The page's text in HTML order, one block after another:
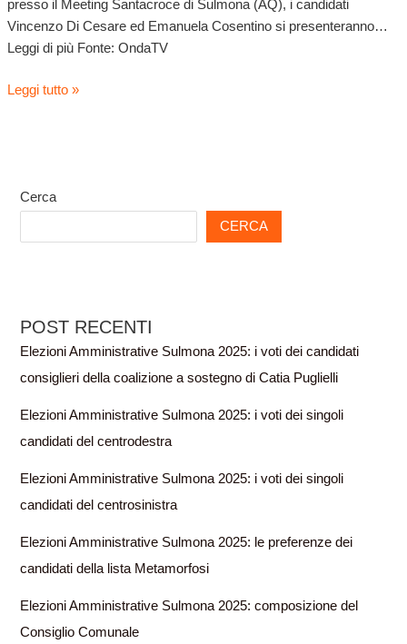
presso il Meeting Santacroce di Sulmona (AQ), i candidati
Vincenzo Di Cesare ed Emanuela Cosentino si presenteranno…
Leggi di più Fonte: OndaTV
Leggi tutto »
Cerca
CERCA
POST RECENTI
Elezioni Amministrative Sulmona 2025: i voti dei candidati
consiglieri della coalizione a sostegno di Catia Puglielli
Elezioni Amministrative Sulmona 2025: i voti dei singoli
candidati del centrodestra
Elezioni Amministrative Sulmona 2025: i voti dei singoli
candidati del centrosinistra
Elezioni Amministrative Sulmona 2025: le preferenze dei
candidati della lista Metamorfosi
Elezioni Amministrative Sulmona 2025: composizione del
Consiglio Comunale